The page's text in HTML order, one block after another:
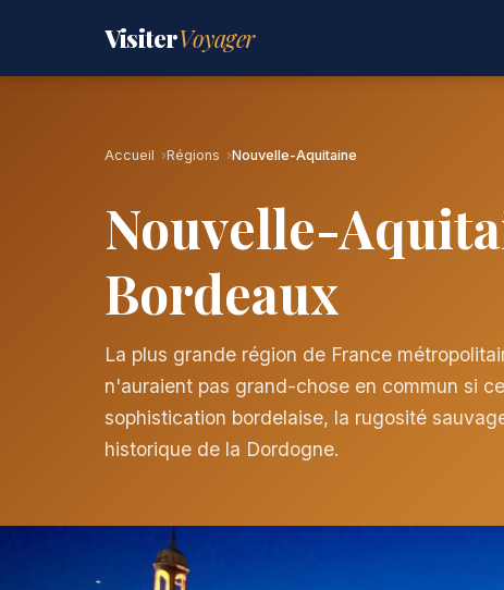
VisiterVoyager
Accueil Régions Nouvelle-Aquitaine
Nouvelle-
Bordeaux
La plus grande région de France
n'auraient pas grand-chose en commun si
sophistication bordelaise, la rugosité
historique de la Dordogne.